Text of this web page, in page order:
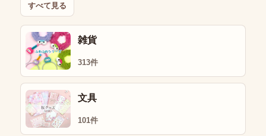
すべて見る
雑貨
313件
文具
101件